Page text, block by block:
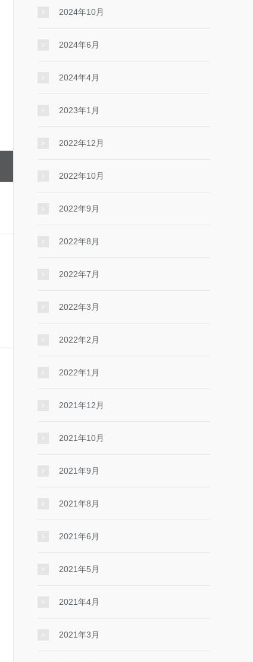
2024年10月
2024年6月
2024年4月
2023年1月
2022年12月
2022年10月
2022年9月
2022年8月
2022年7月
2022年3月
2022年2月
2022年1月
2021年12月
2021年10月
2021年9月
2021年8月
2021年6月
2021年5月
2021年4月
2021年3月